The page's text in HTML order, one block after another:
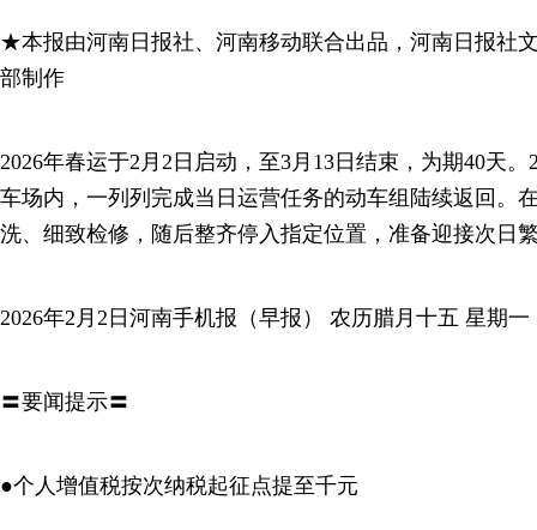
★本报由河南日报社、河南移动联合出品，河南日报社
部制作
2026年春运于2月2日启动，至3月13日结束，为期40天
车场内，一列列完成当日运营任务的动车组陆续返回。
洗、细致检修，随后整齐停入指定位置，准备迎接次日
2026年2月2日河南手机报（早报） 农历腊月十五 星期一
〓要闻提示〓
●个人增值税按次纳税起征点提至千元